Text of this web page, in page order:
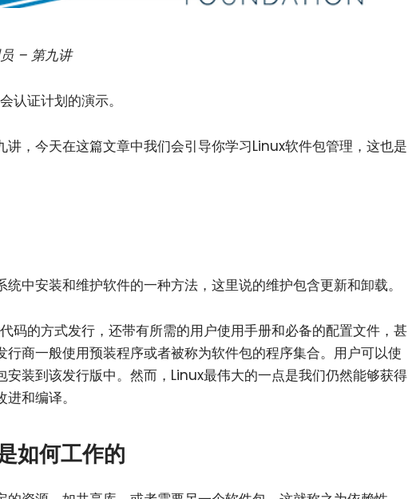
– 第九讲
认证计划的演示。
讲，今天在这篇文章中我们会引导你学习Linux软件包管理，这也是
中安装和维护软件的一种方法，这里说的维护包含更新和卸载。
码的方式发行，还带有所需的用户使用手册和必备的配置文件，甚
行商一般使用预装程序或者被称为软件包的程序集合。用户可以使
安装到该发行版中。然而，Linux最伟大的一点是我们仍然能够获得
和编译。
如何工作的